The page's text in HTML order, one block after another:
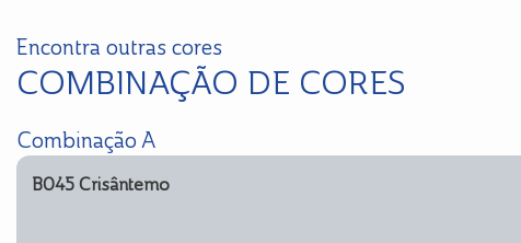
Encontra outras cores
COMBINAÇÃO DE CORES
Combinação A
B045 Crisântemo